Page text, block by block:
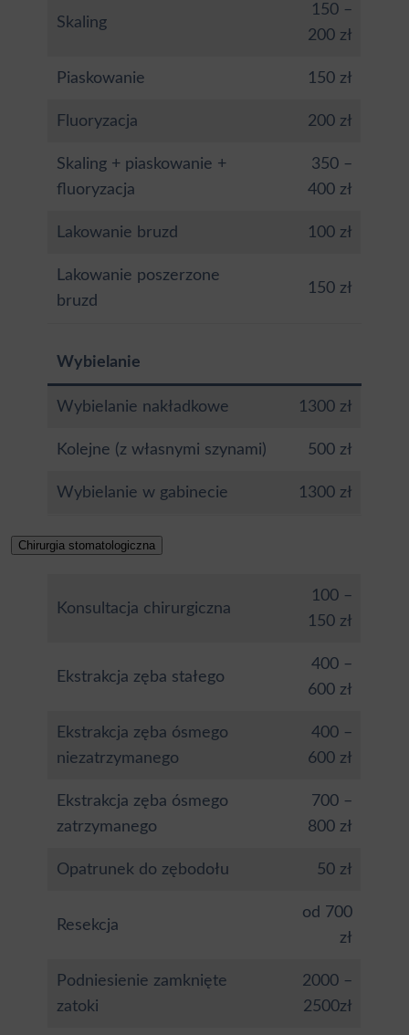
Skaling
150 –
200 zł
Piaskowanie 150 zł
Fluoryzacja 200 zł
Skaling + piaskowanie +
fluoryzacja
350 –
400 zł
Lakowanie bruzd 100 zł
Lakowanie poszerzone
bruzd
150 zł
Wybielanie
Wybielanie nakładkowe 1300 zł
Kolejne (z własnymi szynami) 500 zł
Wybielanie w gabinecie 1300 zł
Chirurgia stomatologiczna
Konsultacja chirurgiczna
100 –
150 zł
Ekstrakcja zęba stałego
400 –
600 zł
Ekstrakcja zęba ósmego
niezatrzymanego
400 –
600 zł
Ekstrakcja zęba ósmego
zatrzymanego
700 –
800 zł
Opatrunek do zębodołu 50 zł
Resekcja
od 700
zł
Podniesienie zamknięte
zatoki
2000 –
2500zł